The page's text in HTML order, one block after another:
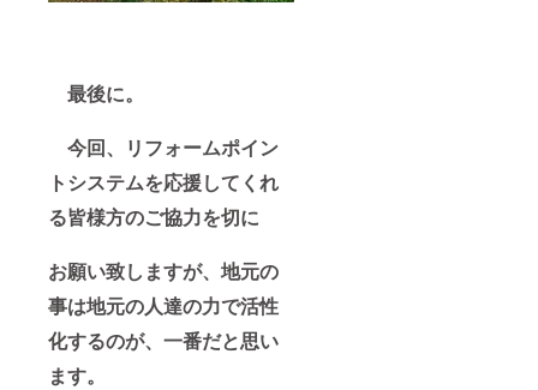
最後に。
今回、リフォームポイン
トシステムを応援してくれ
る皆様方のご協力を切に
お願い致しますが、地元の
事は地元の人達の力で活性
化するのが、一番だと思い
ます。